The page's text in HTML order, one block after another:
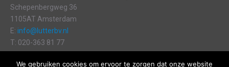
Schepenbergweg 36
1105AT Amsterdam
E: info@lutterbv.nl
T: 020-363 81 77
We gebruiken cookies om ervoor te zorgen dat onze website